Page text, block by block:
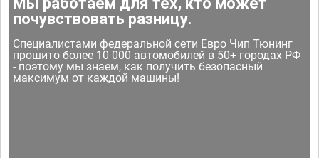
почувствовать разницу.
Специалистами федеральной сети Евро Чип Тюнинг
прошито более 10 000 автомобилей в 50+ городах РФ
- поэтому мы знаем, как получить безопасный
максимум от каждой машины!